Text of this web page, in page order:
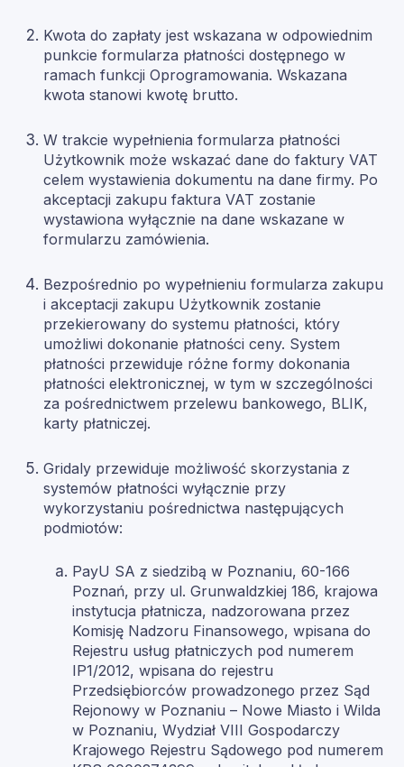
Kwota do zapłaty jest wskazana w odpowiednim
punkcie formularza płatności dostępnego w
ramach funkcji Oprogramowania. Wskazana
kwota stanowi kwotę brutto.
W trakcie wypełnienia formularza płatności
Użytkownik może wskazać dane do faktury VAT
celem wystawienia dokumentu na dane firmy. Po
akceptacji zakupu faktura VAT zostanie
wystawiona wyłącznie na dane wskazane w
formularzu zamówienia.
Bezpośrednio po wypełnieniu formularza zakupu
i akceptacji zakupu Użytkownik zostanie
przekierowany do systemu płatności, który
umożliwi dokonanie płatności ceny. System
płatności przewiduje różne formy dokonania
płatności elektronicznej, w tym w szczególności
za pośrednictwem przelewu bankowego, BLIK,
karty płatniczej.
Gridaly przewiduje możliwość skorzystania z
systemów płatności wyłącznie przy
wykorzystaniu pośrednictwa następujących
podmiotów:
PayU SA z siedzibą w Poznaniu, 60-166
Poznań, przy ul. Grunwaldzkiej 186, krajowa
instytucja płatnicza, nadzorowana przez
Komisję Nadzoru Finansowego, wpisana do
Rejestru usług płatniczych pod numerem
IP1/2012, wpisana do rejestru
Przedsiębiorców prowadzonego przez Sąd
Rejonowy w Poznaniu – Nowe Miasto i Wilda
w Poznaniu, Wydział VIII Gospodarczy
Krajowego Rejestru Sądowego pod numerem